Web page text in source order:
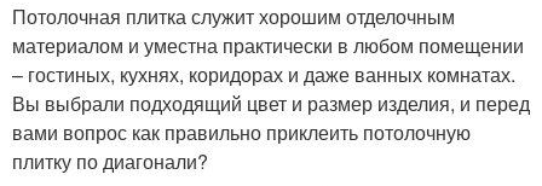
Потолочная плитка служит хорошим отделочным
материалом и уместна практически в любом помещении
– гостиных, кухнях, коридорах и даже ванных комнатах.
Вы выбрали подходящий цвет и размер изделия, и перед
вами вопрос как правильно приклеить потолочную
плитку по диагонали?